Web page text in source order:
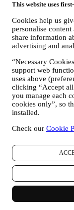
This website uses
Cookies help us
personalise
share information
advertising and
“Necessary
support web
uses above
clicking “Accept
you manage each
cookies only”, so
installed.
Check our Cookie
TE PASSEN
Wij willen uw
aanbiedingen
om u een
analyseren,
producten, uw
pagina's van
aanbiedingen
in combinatie
verzameld
om onze
verlenen tot
die u op de
hebt gegeven
gebruik van
niet wilt dat